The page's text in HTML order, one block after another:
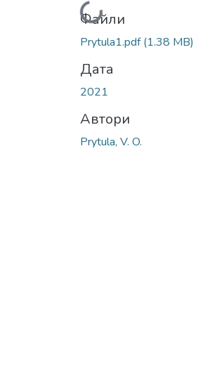
Вантажиться...
Файли
Prytula1.pdf(1.38 MB)
Дата
2021
Автори
Prytula, V. O.